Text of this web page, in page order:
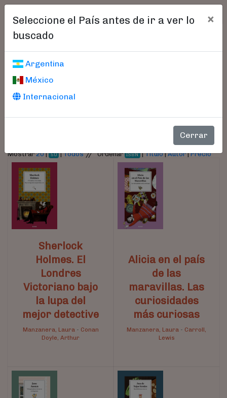
Seleccione el País antes de ir a ver lo
buscado
×
Argentina
México
Internacional
Cerrar
Libros encontrados
Parámetros
Mostrar20| 50 |Todos//Ordenar ISBN |Título|Autor|Precio
Sherlock
Holmes. El
Londres
Victoriano bajo
la lupa del
mejor detective
Manzanera, Laura- Conan
Doyle, Arthur
Alicia en el país
de las
maravillas. Las
curiosidades
más curiosas
Manzanera, Laura - Carroll,
Lewis